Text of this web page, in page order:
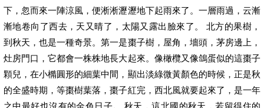
下，忽而來一陣涼風，便淅淅瀝瀝地下起雨來了。一層雨過，云漸
漸地卷向了西去，天又晴了，太陽又露出臉來了。 北方的果樹，
到秋天，也是一種奇景。第一是棗子樹，屋角，墻頭，茅房邊上，
灶房門口，它都會一株株地長大起來。像橄欖又像鴿蛋似的這棗子
顆兒，在小橢圓形的細葉中間，顯出淡綠微黃顏色的時候，正是秋
的全盛時期，等棗樹葉落，棗子紅完，西北風就要起來了，是一年
之中最好也沒有的金色日子。 秋天，這北國的秋天，若留得住的